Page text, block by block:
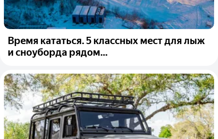
Время кататься. 5 классных мест для лыж
и сноуборда рядом...